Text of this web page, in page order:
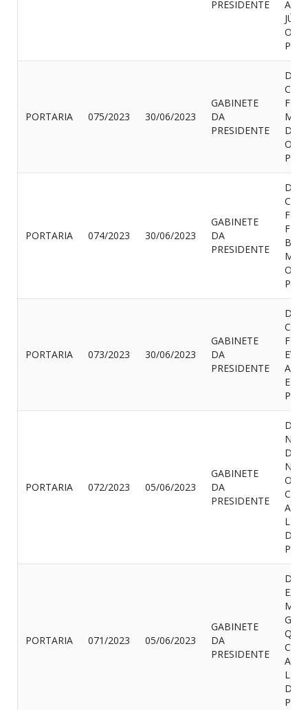
PRESIDENTE
PORTARIA 075/2023 30/06/2023
GABINETE
DA
PRESIDENTE
DA
PORTARIA 074/2023 30/06/2023
GABINETE
DA
PRESIDENTE
PORTARIA 073/2023 30/06/2023
GABINETE
DA
PRESIDENTE
E
PORTARIA 072/2023 05/06/2023
GABINETE
DA
PRESIDENTE
DA
PORTARIA 071/2023 05/06/2023
GABINETE
DA
PRESIDENTE
DA